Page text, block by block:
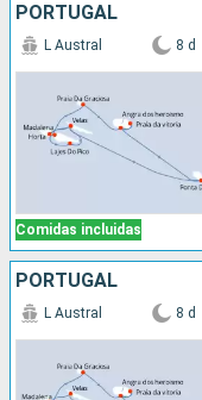
PORTUGAL
Comidas incluidas
L Austral 8 d
PORTUGAL
L Austral 8 d